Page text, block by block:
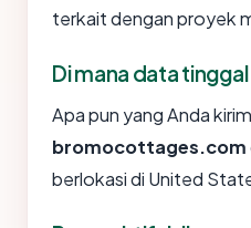
terkait dengan proyek
Di mana data tinggal
Apa pun yang Anda
bromocottages.com
berlokasi di United